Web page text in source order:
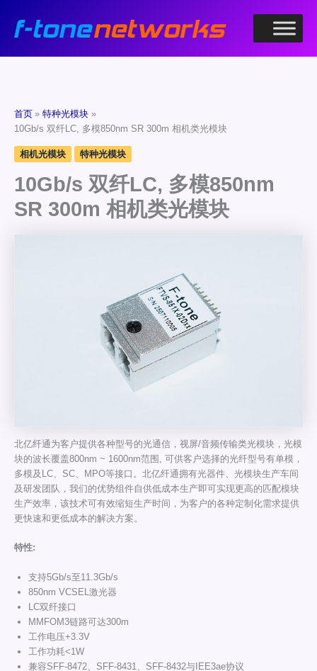
首页
特种光模块
10Gb/s 双纤LC, 多模850nm SR 300m 相机类光模块
相机光模块 特种光模块
10Gb/s 双纤LC, 多模850nm
SR 300m 相机类光模块
北亿纤通为客户提供各种型号的光通信，视屏/音频传输类光模块，光模
块的波长覆盖800nm ~ 1600nm范围, 可供客户选择的光纤型号有单模，
多模及LC、SC、MPO等接口。北亿纤通拥有光器件、光模块生产车间
及研发团队，我们的优势组件自供低成本生产即可实现更高的匹配模块
生产效率，该技术可有效缩短生产时间，为客户的各种定制化需求提供
更快速和更低成本的解决方案。
特性:
支持5Gb/s至11.3Gb/s
850nm VCSEL激光器
LC双纤接口
MMFOM3链路可达300m
工作电压+3.3V
工作功耗<1W
兼容SFF-8472、SFF-8431、SFF-8432与IEE3ae协议